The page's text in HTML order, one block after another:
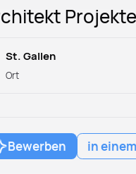
St. Gallen
Ort
Bewerben in